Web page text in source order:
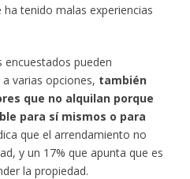
tenido malas experiencias
encuestados pueden
varias opciones, también
que no alquilan porque
para sí mismos o para
que el arrendamiento no
y un 17% que apunta que es
la propiedad.